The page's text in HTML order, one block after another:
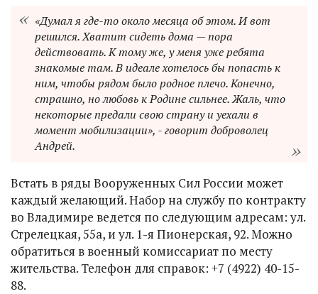
«Думал я где-то около месяца об этом. И вот
решился. Хватит сидеть дома — пора
действовать. К тому же, у меня уже ребята
знакомые там. В идеале хотелось бы попасть к
ним, чтобы рядом было родное плечо. Конечно,
страшно, но любовь к Родине сильнее. Жаль, что
некоторые предали свою страну и уехали в
момент мобилизации», - говорит доброволец
Андрей.
Встать в ряды Вооруженных Сил России может
каждый желающий. Набор на службу по контракту
во Владимире ведется по следующим адресам: ул.
Стрелецкая, 55а, и ул. 1-я Пионерская, 92. Можно
обратиться в военный комиссариат по месту
жительства. Телефон для справок: +7 (4922) 40-15-
88.